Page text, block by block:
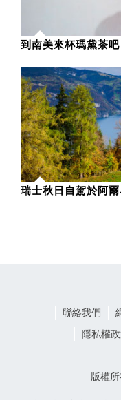
到南美來杯瑪黛茶吧
瑞士秋日自駕於阿
聯絡我們
隱私權
版權